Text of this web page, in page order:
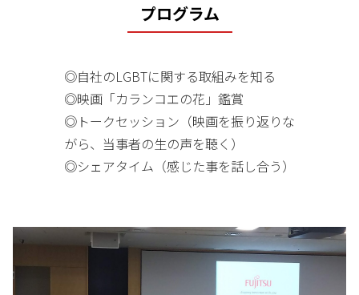
プログラム
◎自社のLGBTに関する取組みを知る
◎映画「カランコエの花」鑑賞
◎トークセッション（映画を振り返りな
がら、当事者の生の声を聴く）
◎シェアタイム（感じた事を話し合う）